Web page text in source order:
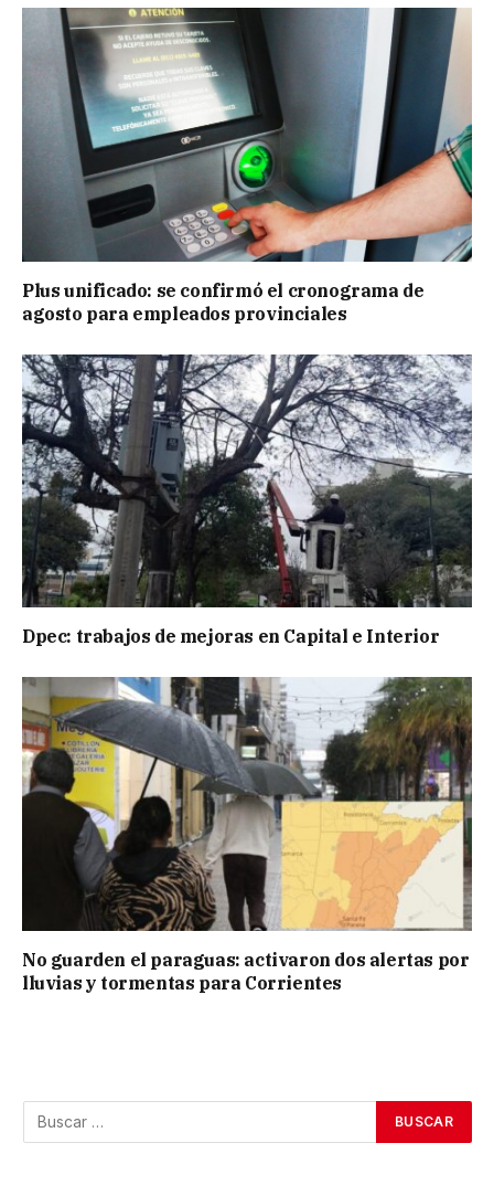
Plus unificado: se confirmó el cronograma de
agosto para empleados provinciales
Dpec: trabajos de mejoras en Capital e Interior
No guarden el paraguas: activaron dos alertas por
lluvias y tormentas para Corrientes